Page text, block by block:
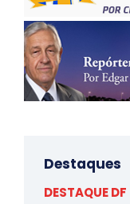
Destaques
DESTAQUE DF